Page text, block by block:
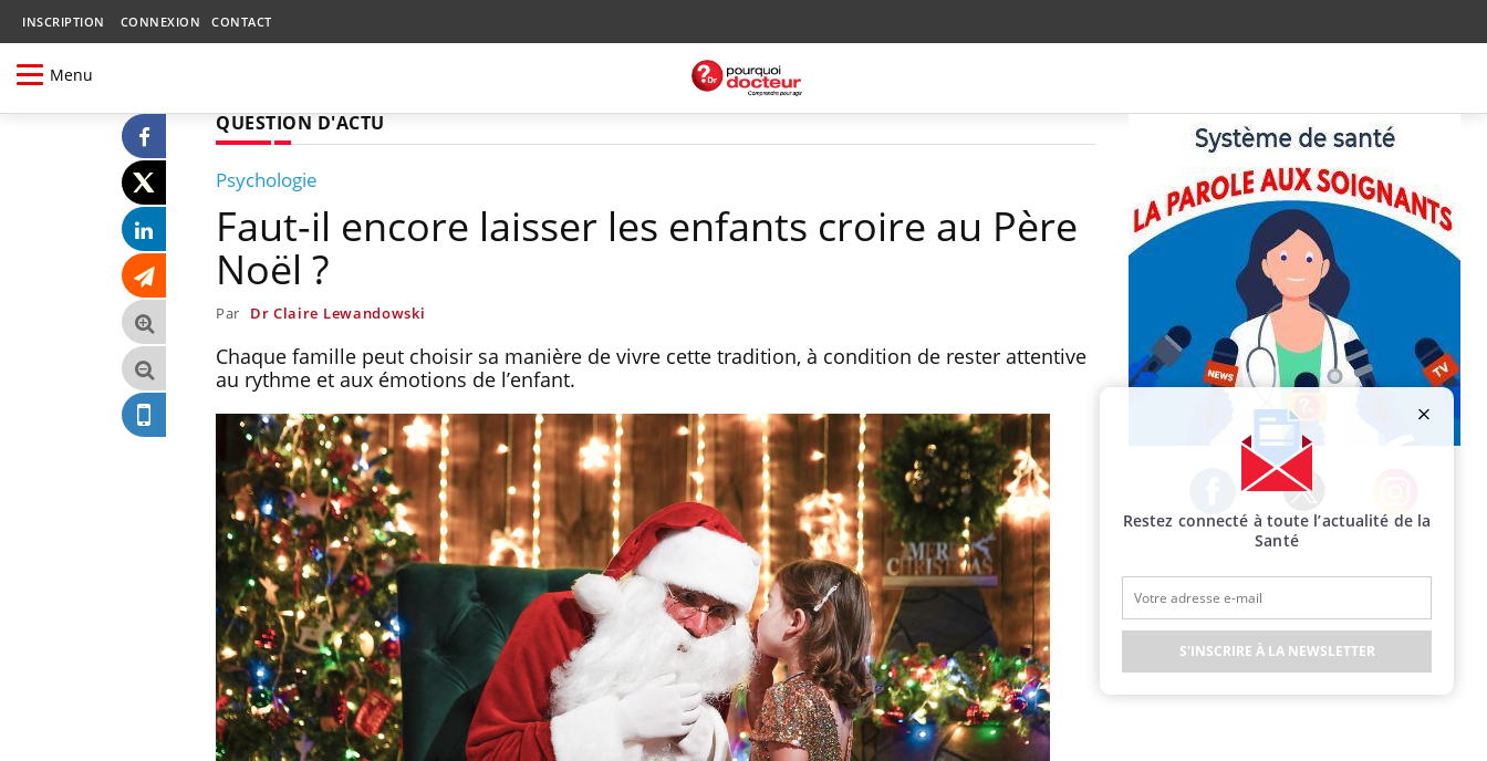
INSCRIPTION CONNEXION CONTACT
Menu
QUESTION D'ACTU
Psychologie
Faut-il encore laisser les enfants croire au Père
Noël ?
Par Dr Claire Lewandowski
Chaque famille peut choisir sa manière de vivre cette tradition, à condition de rester attentive
au rythme et aux émotions de l’enfant.
Facebook Twitter Instagram
Restez connecté à toute l’actualité de la
Santé
S'INSCRIRE À LA NEWSLETTER